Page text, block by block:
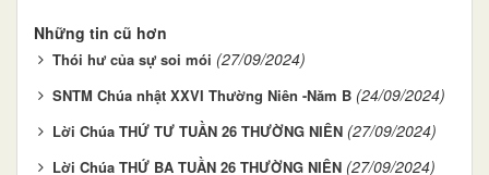
Những tin cũ hơn
Thói hư của sự soi mói (27/09/2024)
SNTM Chúa nhật XXVI Thường Niên -Năm B (24/09/2024)
Lời Chúa THỨ TƯ TUẦN 26 THƯỜNG NIÊN (27/09/2024)
Lời Chúa THỨ BA TUẦN 26 THƯỜNG NIÊN (27/09/2024)